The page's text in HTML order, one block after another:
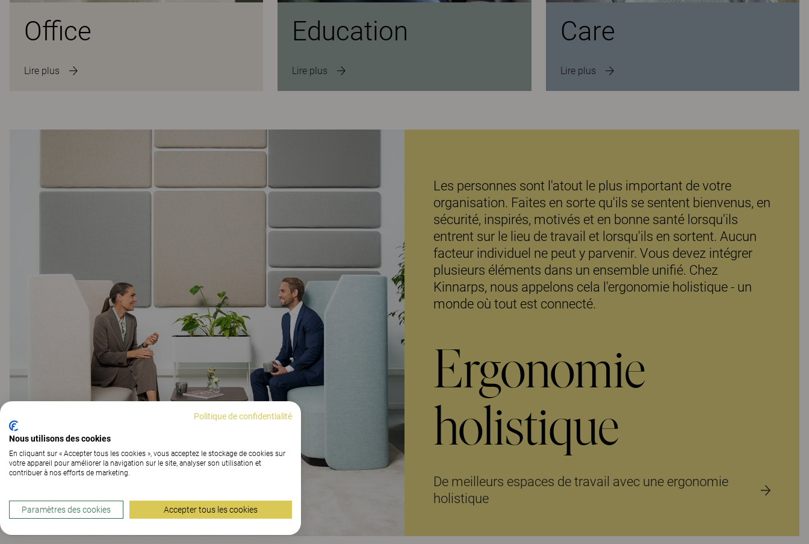
Office
Lire plus
Education
Lire plus
Care
Lire plus
Les personnes sont l'atout le plus important de votre
organisation. Faites en sorte qu'ils se sentent bienvenus, en
sécurité, inspirés, motivés et en bonne santé lorsqu'ils
entrent sur le lieu de travail et lorsqu'ils en sortent. Aucun
facteur individuel ne peut y parvenir. Vous devez intégrer
plusieurs éléments dans un ensemble unifié. Chez
Kinnarps, nous appelons cela l'ergonomie holistique - un
monde où tout est connecté.
Ergonomie
holistique
De meilleurs espaces de travail avec une ergonomie
holistique
Politique de confidentialité
Nous utilisons des cookies
En cliquant sur « Accepter tous les cookies », vous acceptez le stockage de cookies sur
votre appareil pour améliorer la navigation sur le site, analyser son utilisation et
contribuer à nos efforts de marketing.
Paramètres des cookies Accepter tous les cookies